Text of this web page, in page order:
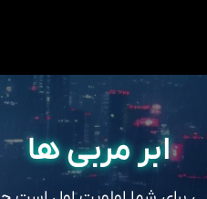
ابر مربی ها